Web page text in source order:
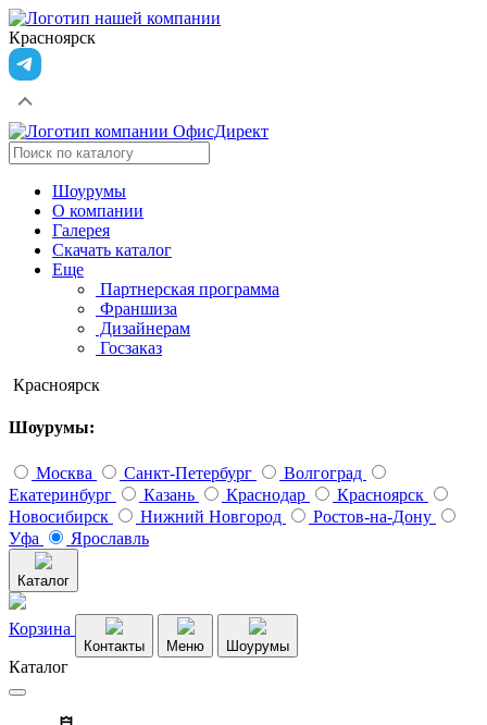
Красноярск
Шоурумы
О компании
Галерея
Скачать каталог
Еще
Партнерская программа
Франшиза
Дизайнерам
Госзаказ
Красноярск
Шоурумы:
Москва Санкт-Петербург
Волгоград
Екатеринбург
Казань Краснодар
Красноярск
Новосибирск
Нижний Новгород
Ростов-на-Дону
Уфа
Ярославль
Каталог
Корзина
Контакты Меню Шоурумы
Каталог